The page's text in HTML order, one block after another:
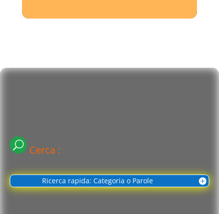
Cerca :
Ricerca rapida: Categoria o Parole